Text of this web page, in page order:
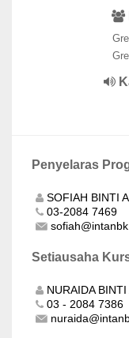
Penyelaras
SOFIAH BINTI
03-2084 7469
Setiausaha
NURAIDA
03 - 2084 7386